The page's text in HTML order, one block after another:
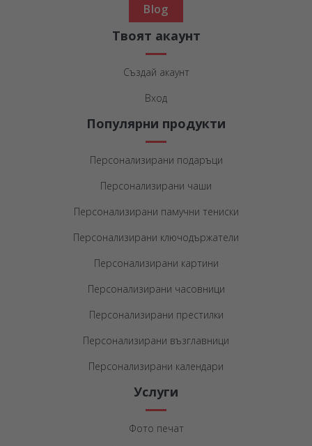
Blog
Твоят акаунт
Създай акаунт
Вход
Популярни продукти
Персонализирани подаръци
Персонализирани чаши
Персонализирани памучни тениски
Персонализирани ключодържатели
Персонализирани картини
Персонализирани часовници
Персонализирани престилки
Персонализирани възглавници
Персонализирани календари
Услуги
Фото печат